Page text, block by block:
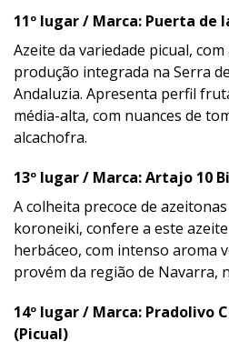
11º lugar / Marca: Puerta de
Azeite da variedade picual,
produção integrada na Serra
Andaluzia. Apresenta perfil
média-alta, com nuances de
alcachofra.
13º lugar / Marca: Artajo 10
A colheita precoce de
koroneiki, confere a este
herbáceo, com intenso aroma
provém da região de Navarra,
14º lugar / Marca: Pradolivo
(Picual)